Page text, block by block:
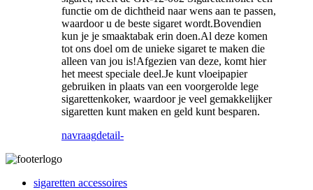
functie om de dichtheid naar wens aan te passen,
waardoor u de beste sigaret wordt.Bovendien
kun je je smaaktabak erin doen.Al deze komen
tot ons doel om de unieke sigaret te maken die
alleen van jou is!Afgezien van deze, komt hier
het meest speciale deel.Je kunt vloeipapier
gebruiken in plaats van een voorgerolde lege
sigarettenkoker, waardoor je veel gemakkelijker
sigaretten kunt maken en geld kunt besparen.
navraagdetail-
sigaretten accessoires